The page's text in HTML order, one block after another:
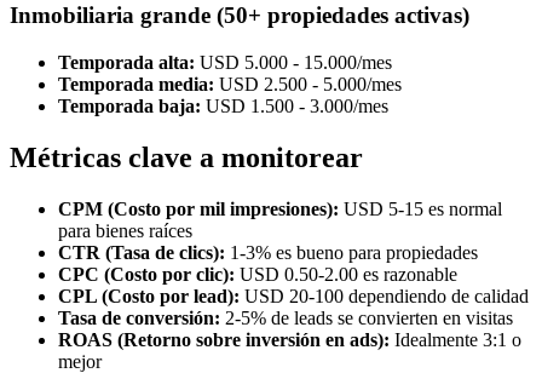
Inmobiliaria grande (50+ propiedades activas)
Temporada alta: USD 5.000 - 15.000/mes
Temporada media: USD 2.500 - 5.000/mes
Temporada baja: USD 1.500 - 3.000/mes
Métricas clave a monitorear
CPM (Costo por mil impresiones): USD 5-15 es normal
para bienes raíces
CTR (Tasa de clics): 1-3% es bueno para propiedades
CPC (Costo por clic): USD 0.50-2.00 es razonable
CPL (Costo por lead): USD 20-100 dependiendo de calidad
Tasa de conversión: 2-5% de leads se convierten en visitas
ROAS (Retorno sobre inversión en ads): Idealmente 3:1 o
mejor